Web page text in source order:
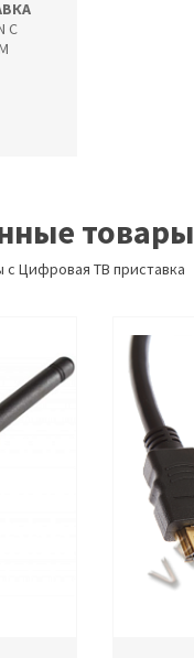
С
товары
Цифровая ТВ приставка